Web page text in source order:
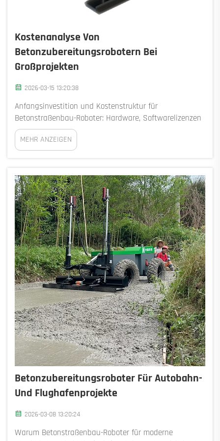
Kostenanalyse Von
Betonzubereitungsrobotern Bei
Großprojekten
2026-03-15 13:20:38
Anfangsinvestition und Kostenstruktur für
Betonstraßenbau-Roboter: Hardware, Softwarelizenzen
und projektspezifische Integrationskosten. Der Einstieg
in den Einsatz von Betonstraßenbau-Robotern erfordert
eine beträchtliche Anfangsinvestition.
MEHR ANZEIGEN
Betonzubereitungsroboter Für Autobahn-
Und Flughafenprojekte
2026-03-08 13:20:24
Warum Betonstraßenbau-Roboter für moderne